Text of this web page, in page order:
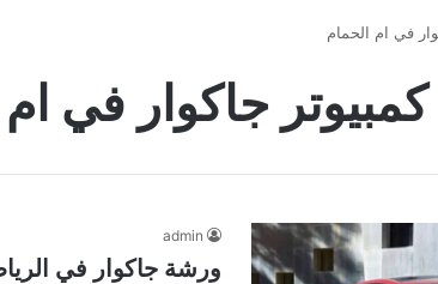
في ام الحمام
جاكوار في ام
admin
ورشة جاكوار في